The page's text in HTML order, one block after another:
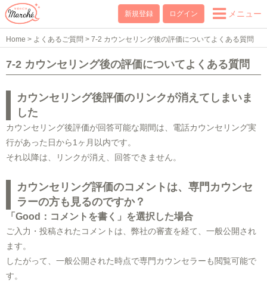
新規登録 ログイン メニュー
Home > よくあるご質問 > 7-2 カウンセリング後の評価についてよくある質問
7-2 カウンセリング後の評価についてよくある質問
カウンセリング後評価のリンクが消えてしまいま
した
カウンセリング後評価が回答可能な期間は、電話カウンセリング実
行があった日から1ヶ月以内です。
それ以降は、リンクが消え、回答できません。
カウンセリング評価のコメントは、専門カウンセ
ラーの方も見るのですか？
「Good：コメントを書く」を選択した場合
ご入力・投稿されたコメントは、弊社の審査を経て、一般公開され
ます。
したがって、一般公開された時点で専門カウンセラーも閲覧可能で
す。